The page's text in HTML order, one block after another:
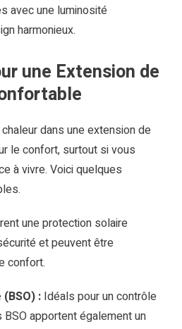
avec une luminosité
harmonieux.
une Extension de
dans une extension de
le confort, surtout si vous
à vivre. Voici quelques
une protection solaire
et peuvent être
confort.
: Idéals pour un contrôle
apportent également un